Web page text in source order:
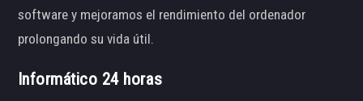
software y mejoramos el rendimiento del ordenador
prolongando su vida útil.
Informático 24 horas